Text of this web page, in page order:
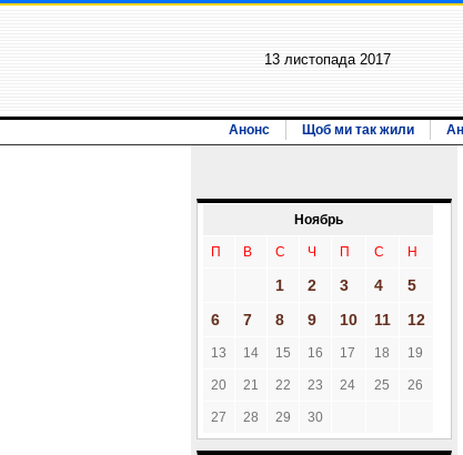
13 листопада 2017
Анонс Щоб ми так жили
Ноябрь
П В С Ч П С Н
1 2 3 4
5
6
7 8 9 10 11 12
13 14 15 16 17 18 19
20 21 22 23 24 25 26
27 28 29 30